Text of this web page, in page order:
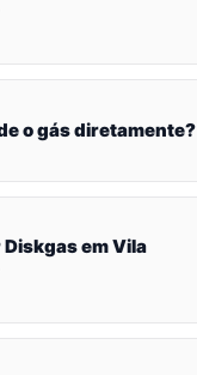
o gás diretamente?
em Vila